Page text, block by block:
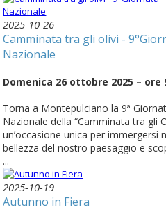
2025-10-26
Camminata tra gli olivi -
Nazionale
Domenica 26 ottobre 2025 – ore
Torna a Montepulciano la 9ª
Nazionale della “Camminata tra gli
un’occasione unica per immergersi
bellezza del nostro paesaggio e
...
2025-10-19
Autunno in Fiera